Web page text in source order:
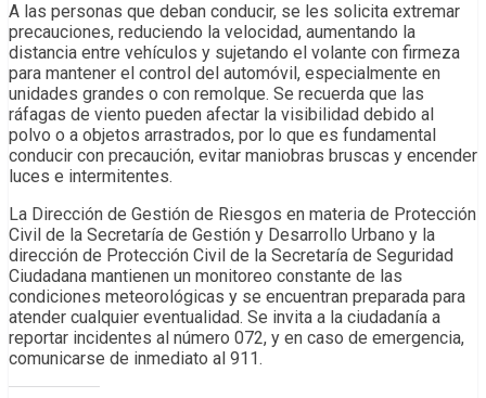
A las personas que deban conducir, se les solicita extremar
precauciones, reduciendo la velocidad, aumentando la
distancia entre vehículos y sujetando el volante con firmeza
para mantener el control del automóvil, especialmente en
unidades grandes o con remolque. Se recuerda que las
ráfagas de viento pueden afectar la visibilidad debido al
polvo o a objetos arrastrados, por lo que es fundamental
conducir con precaución, evitar maniobras bruscas y encender
luces e intermitentes.
La Dirección de Gestión de Riesgos en materia de Protección
Civil de la Secretaría de Gestión y Desarrollo Urbano y la
dirección de Protección Civil de la Secretaría de Seguridad
Ciudadana mantienen un monitoreo constante de las
condiciones meteorológicas y se encuentran preparada para
atender cualquier eventualidad. Se invita a la ciudadanía a
reportar incidentes al número 072, y en caso de emergencia,
comunicarse de inmediato al 911.